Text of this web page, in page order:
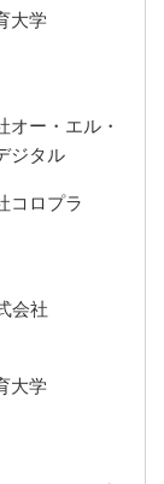
大学
オー・エル・
ジタル
コロプラ
会社
大学